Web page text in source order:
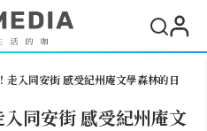
走入同安街 感受紀州庵文學森林的日
同安街 感受紀州庵文